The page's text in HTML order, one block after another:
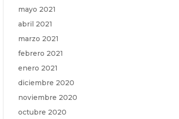
mayo 2021
abril 2021
marzo 2021
febrero 2021
enero 2021
diciembre 2020
noviembre 2020
octubre 2020